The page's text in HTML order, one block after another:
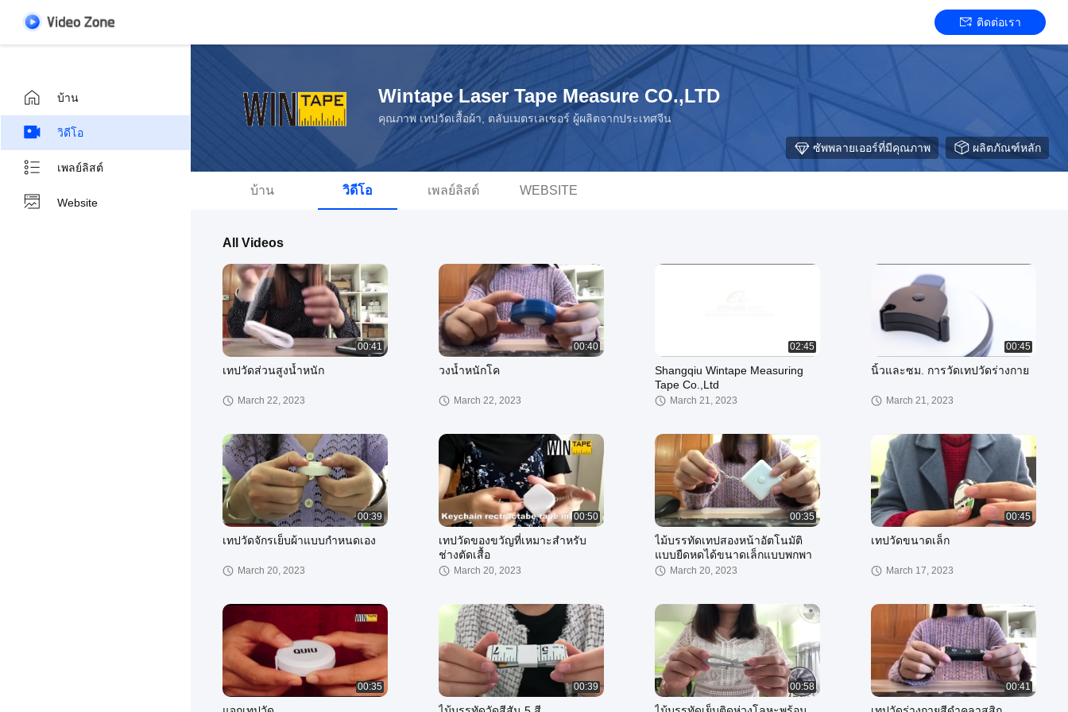
ติดต่อเรา
บ้าน
วิดีโอ
เพลย์ลิสต์
Website
Wintape Laser Tape Measure CO.,LTD
คุณภาพ เทปวัดเสื้อผ้า, ตลับเมตรเลเซอร์ ผู้ผลิตจากประเทศจีน
ซัพพลายเออร์ที่มีคุณภาพ ผลิตภัณฑ์หลัก
บ้าน วิดีโอ เพลย์ลิสต์ WEBSITE
All Videos
00:41
เทปวัดส่วนสูงน้ำหนัก
March 22, 2023
00:40
วงน้ำหนักโค
March 22, 2023
02:45
Shangqiu Wintape Measuring
Tape Co.,Ltd
March 21, 2023
00:45
นิ้วและซม. การวัดเทปวัดร่างกาย
March 21, 2023
00:39
เทปวัดจักรเย็บผ้าแบบกำหนดเอง
March 20, 2023
00:50
เทปวัดของขวัญที่เหมาะสำหรับ
ช่างตัดเสื้อ
March 20, 2023
00:35
ไม้บรรทัดเทปสองหน้าอัตโนมัติ
แบบยืดหดได้ขนาดเล็กแบบพกพา
March 20, 2023
00:45
เทปวัดขนาดเล็ก
March 17, 2023
00:35 00:39 00:58 00:41